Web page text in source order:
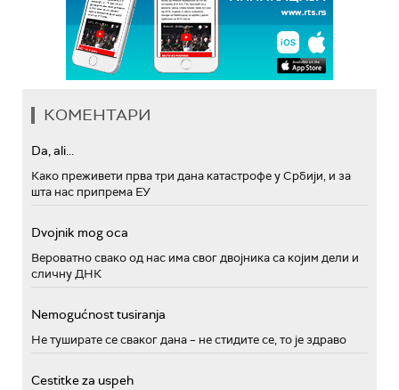
КОМЕНТАРИ
Da, ali...
Како преживети прва три дана катастрофе у Србији, и за
шта нас припрема ЕУ
Dvojnik mog oca
Вероватно свако од нас има свог двојника са којим дели и
сличну ДНК
Nemogućnost tusiranja
Не туширате се сваког дана – не стидите се, то је здраво
Cestitke za uspeh